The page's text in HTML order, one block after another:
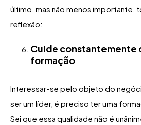
último, mas não menos importante,
reflexão:
Cuide constantemente
formação
Interessar-se pelo objeto do
ser um líder, é preciso ter uma
Sei que essa qualidade não é